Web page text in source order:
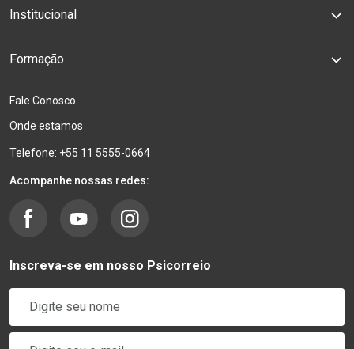
Institucional
Formação
Fale Conosco
Onde estamos
Telefone: +55 11 5555-0664
Acompanhe nossas redes:
Inscreva-se em nosso Psicorreio